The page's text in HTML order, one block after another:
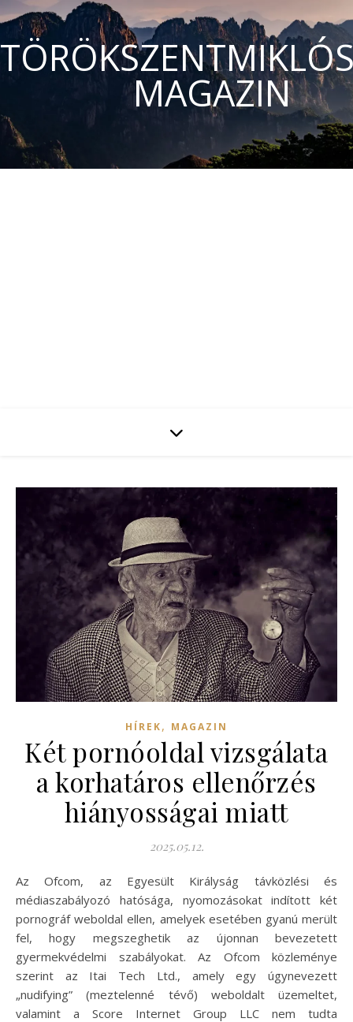
MAGAZIN
HÍREK, MAGAZIN
Két pornóoldal vizsgálata
a korhatáros ellenőrzés
hiányosságai miatt
2025.05.12.
Az Ofcom, az Egyesült Királyság távközlési és
médiaszabályozó hatósága, nyomozásokat indított két
pornográf weboldal ellen, amelyek esetében gyanú merült
fel, hogy megszeghetik az újonnan bevezetett
gyermekvédelmi szabályokat. Az Ofcom közleménye
szerint az Itai Tech Ltd., amely egy úgynevezett
„nudifying” (meztelenné tévő) weboldalt üzemeltet,
valamint a Score Internet Group LLC nem tudta